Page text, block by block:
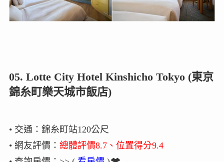
05. Lotte City Hotel Kinshicho Tokyo (東京
錦糸町樂天城市飯店)
• 交通：錦糸町站120公尺
• 網友評價： 總體評價8.7、位置得分9.4